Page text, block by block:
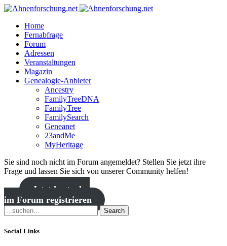
Home
Fernabfrage
Forum
Adressen
Veranstaltungen
Magazin
Genealogie-Anbieter
Ancestry
FamilyTreeDNA
FamilyTree
FamilySearch
Geneanet
23andMe
MyHeritage
Sie sind noch nicht im Forum angemeldet? Stellen Sie jetzt ihre
Frage und lassen Sie sich von unserer Community helfen!
Jetzt kostenlos
im Forum registrieren
Search
Social Links